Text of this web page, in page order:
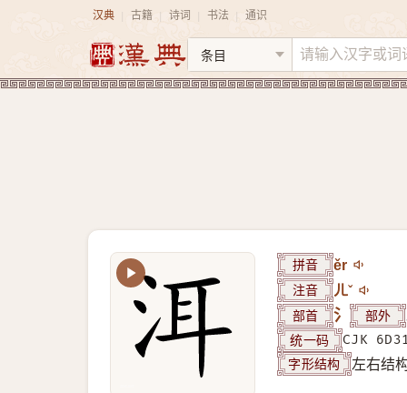
汉典 古籍 诗词 书法 通识
拼音 ěr
注音 ㄦˇ
部首 氵 部外
统一码 CJK
字形结构 左右结